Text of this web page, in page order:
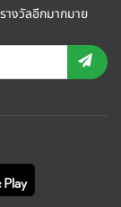
างวัลอีกมากมาย